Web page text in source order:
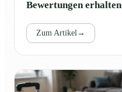
Bewertungen erhalten
Zum Artikel →